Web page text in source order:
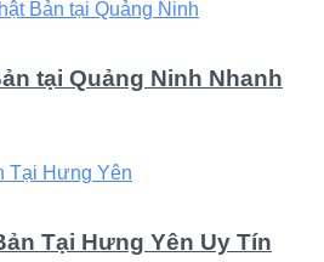
tại Quảng Ninh Nhanh
Tại Hưng Yên Uy Tín